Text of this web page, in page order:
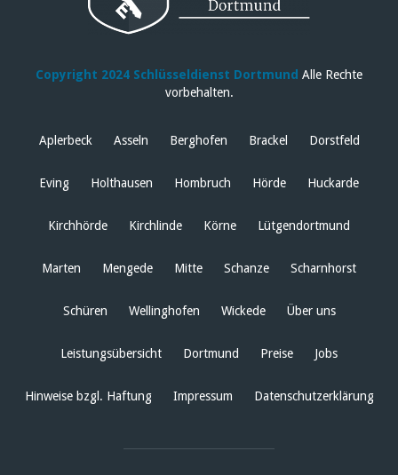
Copyright 2024 Schlüsseldienst Dortmund Alle Rechte
vorbehalten.
Aplerbeck Asseln Berghofen Brackel Dorstfeld
Eving Holthausen Hombruch Hörde Huckarde
Kirchhörde Kirchlinde Körne Lütgendortmund
Marten Mengede Mitte Schanze Scharnhorst
Schüren Wellinghofen Wickede Über uns
Leistungsübersicht Dortmund Preise Jobs
Hinweise bzgl. Haftung Impressum Datenschutzerklärung